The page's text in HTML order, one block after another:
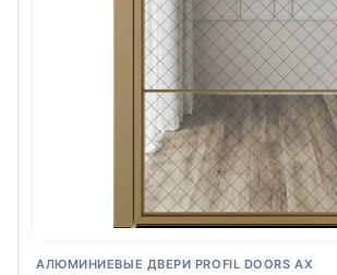
АЛЮМИНИЕВЫЕ ДВЕРИ PROFIL DOORS AX